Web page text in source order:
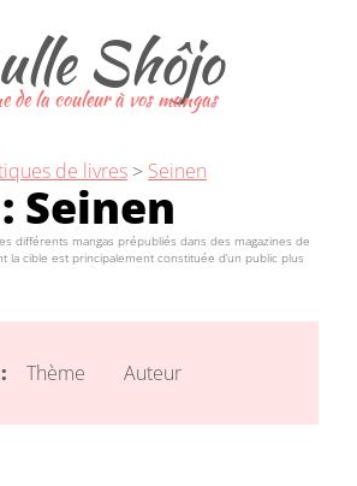
Shôjo
de la couleur à vos mangas
de livres > Seinen
Seinen
différents mangas prépubliés dans des magazines de
la cible est principalement constituée d’un public plus
Thème Auteur